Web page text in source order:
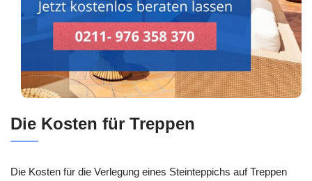
Die Kosten für Treppen
Die Kosten für die Verlegung eines Steinteppichs auf Treppen